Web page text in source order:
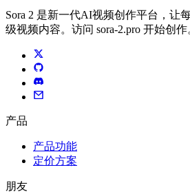
Sora 2 是新一代AI视频创作平台，让
级视频内容。访问 sora-2.pro 开始创作
产品
产品功能
定价方案
朋友